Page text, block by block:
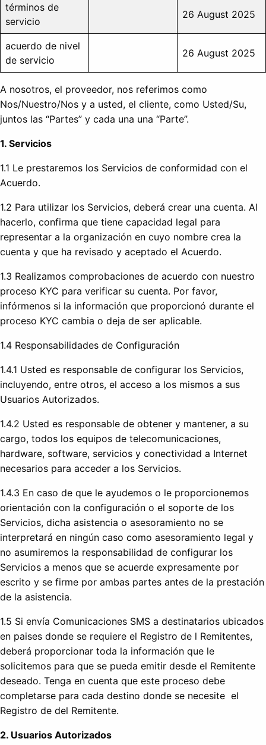
términos de
servicio
26 August 2025
acuerdo de nivel
de servicio
26 August 2025
A nosotros, el proveedor, nos referimos como
Nos/Nuestro/Nos y a usted, el cliente, como Usted/Su,
juntos las “Partes” y cada una una “Parte”.
1. Servicios
1.1 Le prestaremos los Servicios de conformidad con el
Acuerdo.
1.2 Para utilizar los Servicios, deberá crear una cuenta. Al
hacerlo, confirma que tiene capacidad legal para
representar a la organización en cuyo nombre crea la
cuenta y que ha revisado y aceptado el Acuerdo.
1.3 Realizamos comprobaciones de acuerdo con nuestro
proceso KYC para verificar su cuenta. Por favor,
infórmenos si la información que proporcionó durante el
proceso KYC cambia o deja de ser aplicable.
1.4 Responsabilidades de Configuración
1.4.1 Usted es responsable de configurar los Servicios,
incluyendo, entre otros, el acceso a los mismos a sus
Usuarios Autorizados.
1.4.2 Usted es responsable de obtener y mantener, a su
cargo, todos los equipos de telecomunicaciones,
hardware, software, servicios y conectividad a Internet
necesarios para acceder a los Servicios.
1.4.3 En caso de que le ayudemos o le proporcionemos
orientación con la configuración o el soporte de los
Servicios, dicha asistencia o asesoramiento no se
interpretará en ningún caso como asesoramiento legal y
no asumiremos la responsabilidad de configurar los
Servicios a menos que se acuerde expresamente por
escrito y se firme por ambas partes antes de la prestación
de la asistencia.
1.5 Si envía Comunicaciones SMS a destinatarios ubicados
en paises donde se requiere el Registro de l Remitentes,
deberá proporcionar toda la información que le
solicitemos para que se pueda emitir desde el Remitente
deseado. Tenga en cuenta que este proceso debe
completarse para cada destino donde se necesite el
Registro de del Remitente.
2. Usuarios Autorizados